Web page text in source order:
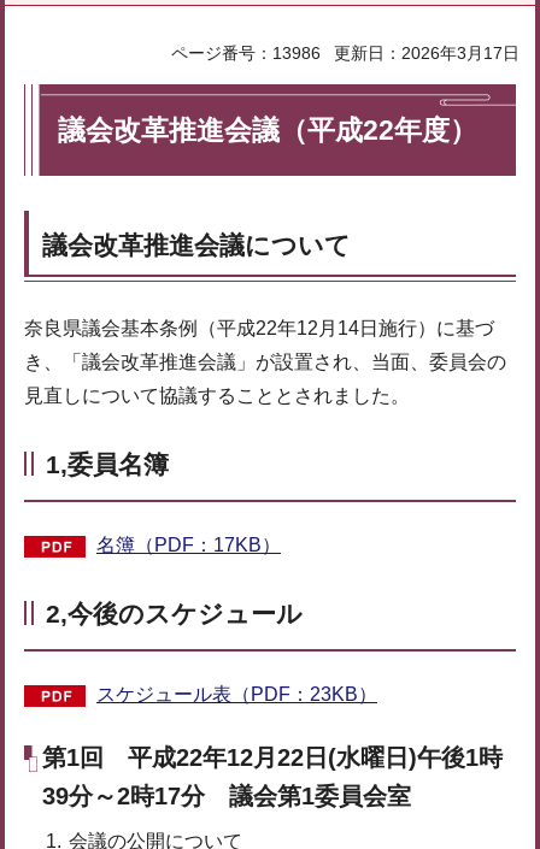
ページ番号：13986 更新日：2026年3月17日
議会改革推進会議（平成22年度）
議会改革推進会議について
奈良県議会基本条例（平成22年12月14日施行）に基づ
き、「議会改革推進会議」が設置され、当面、委員会の
見直しについて協議することとされました。
1,委員名簿
名簿（PDF：17KB）
2,今後のスケジュール
スケジュール表（PDF：23KB）
第1回 平成22年12月22日(水曜日)午後1時
39分～2時17分 議会第1委員会室
会議の公開について